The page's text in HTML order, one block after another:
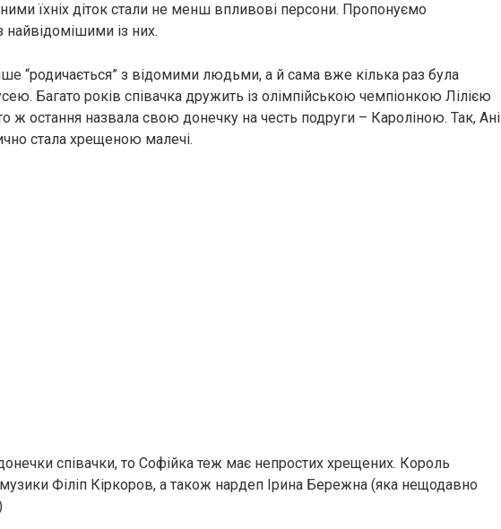
їхніх діток стали не менш впливові персони. Пропонуємо
найвідомішими із них.
“родичається” з відомими людьми, а й сама вже кілька раз була
Багато років співачка дружить із олімпійською чемпіонкою Лілією
ж остання назвала свою донечку на честь подруги – Кароліною. Так, Ані
стала хрещеною малечі.
співачки, то Софійка теж має непростих хрещених. Король
Філіп Кіркоров, а також нардеп Ірина Бережна (яка нещодавно